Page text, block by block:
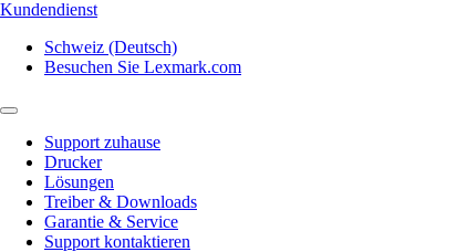
Kundendienst
Schweiz (Deutsch)
Besuchen Sie Lexmark.com
Support zuhause
Drucker
Lösungen
Treiber & Downloads
Garantie & Service
Support kontaktieren